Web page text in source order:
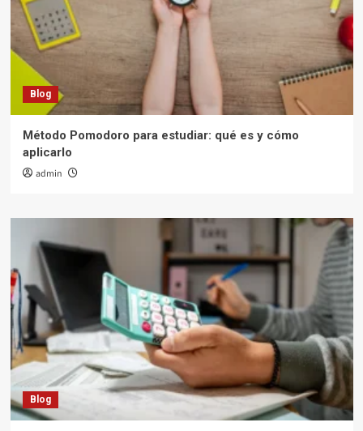
Blog
Método Pomodoro para estudiar: qué es y cómo
aplicarlo
admin
Blog